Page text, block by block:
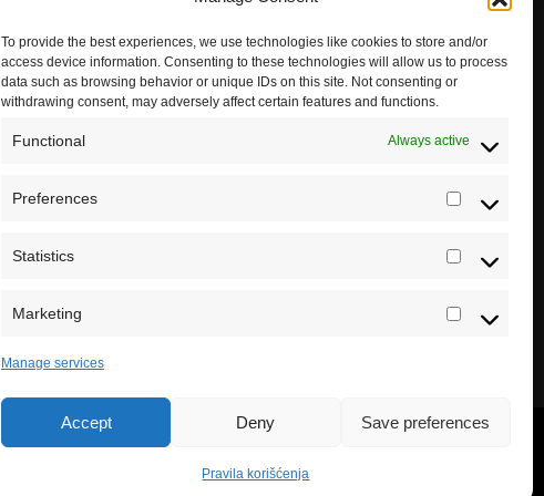
To provide the best experiences, we use technologies like cookies to store and/or
access device information. Consenting to these technologies will allow us to process
data such as browsing behavior or unique IDs on this site. Not consenting or
withdrawing consent, may adversely affect certain features and functions.
Functional Always active
Preferences
Statistics Statistics
Marketing Marketing
Manage services
Accept Deny Save preferences
Pravila korišćenja